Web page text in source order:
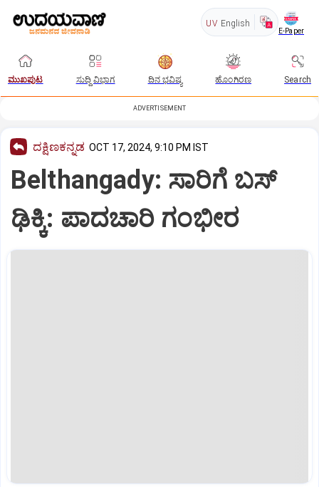
UV English
E-Paper
ಮುಖಪುಟ ಸುದ್ದಿ ವಿಭಾಗ ದಿನ ಭವಿಷ್ಯ ಹೊಂಗಿರಣ Search
ADVERTISEMENT
ದಕ್ಷಿಣಕನ್ನಡ OCT 17, 2024, 9:10 PM IST
Belthangady: ಸಾರಿಗೆ ಬಸ್‌
ಢಿಕ್ಕಿ: ಪಾದಚಾರಿ ಗಂಭೀರ